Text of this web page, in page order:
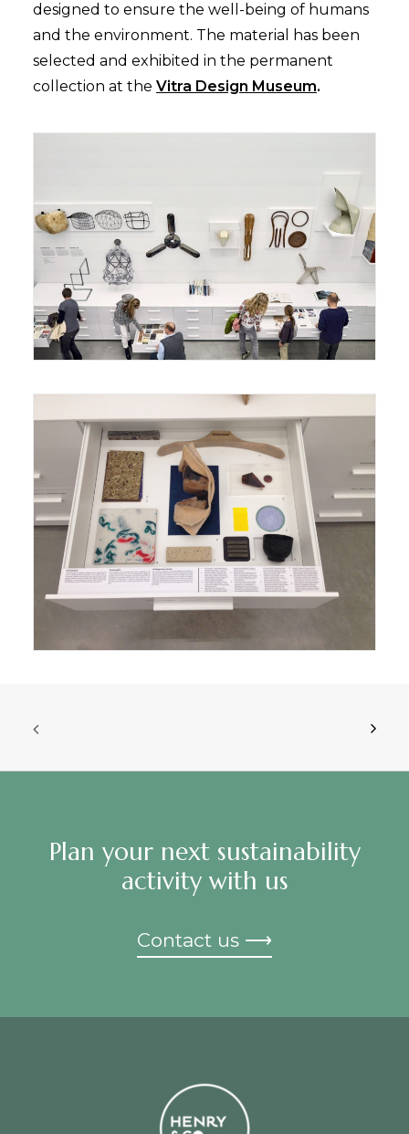
designed to ensure the well-being of humans
and the environment. The material has been
selected and exhibited in the permanent
collection at the Vitra Design Museum.
Plan your next sustainability
activity with us
Contact us ⟶